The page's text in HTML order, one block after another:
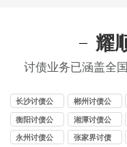
耀
讨债业务已涵盖全
长沙讨债公
司
郴州讨债公
司
衡阳讨债公
司
湘潭讨债公
司
永州讨债公
张家界讨债